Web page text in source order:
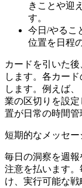
きことや迎
す。
今日/やるこ
位置を日程
カードを引いた
します。各カー
します。例えば
業の区切りを設
置が日常の時間管
短期的なメッセ
毎日の洞察を週
注意を払います
け、実行可能な